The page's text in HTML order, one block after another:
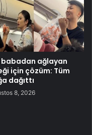
babadan ağlayan
için çözüm: Tüm
dağıttı
8, 2026